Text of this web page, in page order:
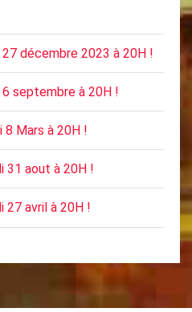
décembre 2023 à 20H !
septembre à 20H !
8 Mars à 20H !
31 aout à 20H !
27 avril à 20H !